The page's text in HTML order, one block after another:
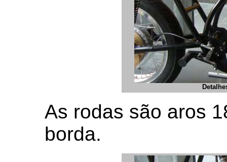
As rodas são aros
borda.